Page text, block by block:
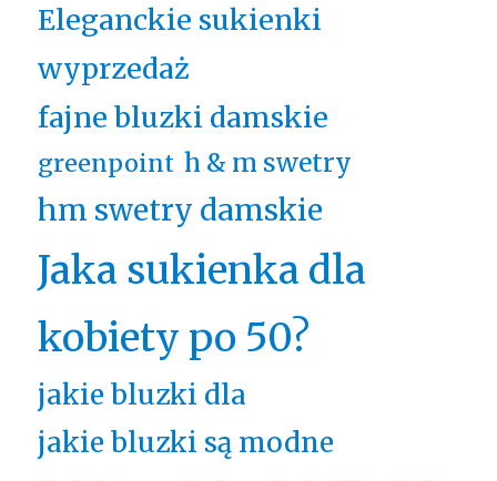
Eleganckie sukienki
wyprzedaż
fajne bluzki damskie
greenpoint h & m swetry
hm swetry damskie
Jaka sukienka dla
kobiety po 50?
jakie bluzki dla
jakie bluzki są modne